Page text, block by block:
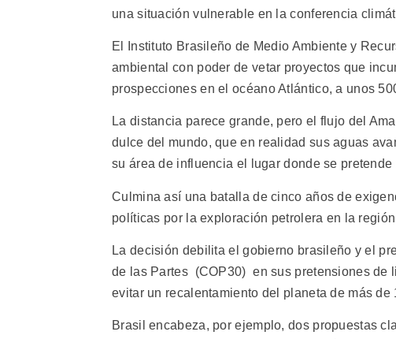
una situación vulnerable en la conferencia
El Instituto Brasileño de Medio Ambiente y
ambiental con poder de vetar proyectos que
prospecciones en el océano Atlántico, a unos
La distancia parece grande, pero el flujo del
dulce del mundo, que en realidad sus aguas
su área de influencia el lugar donde se pretende
Culmina así una batalla de cinco años de
políticas por la exploración petrolera en la
La decisión debilita el gobierno brasileño y el
de las Partes (COP30) en sus pretensiones de
evitar un recalentamiento del planeta de más
Brasil encabeza, por ejemplo, dos propuestas